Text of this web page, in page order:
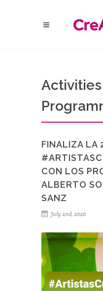
FINALIZA LA
CON LOS
ALBERTO
SANZ
July 2nd, 2020